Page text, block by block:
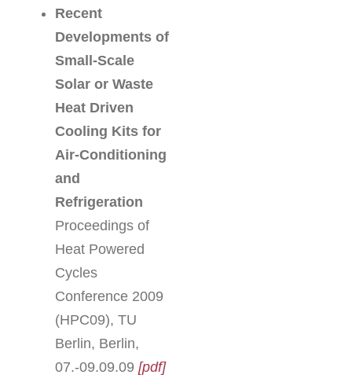
Recent
Developments of
Small-Scale
Solar or Waste
Heat Driven
Cooling Kits for
Air-Conditioning
and
Refrigeration
Proceedings of
Heat Powered
Cycles
Conference 2009
(HPC09), TU
Berlin, Berlin,
07.-09.09.09 [pdf]